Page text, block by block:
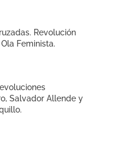
Revolución
Feminista.
Salvador Allende y